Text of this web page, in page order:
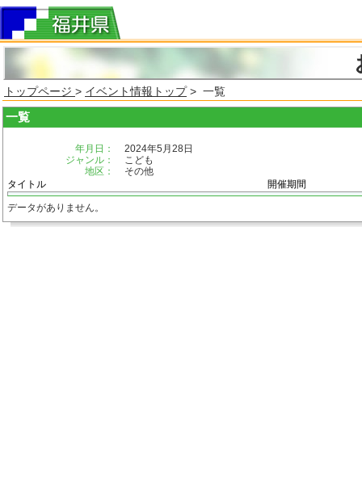
トップページ > イベント情報トップ> 一覧
一覧
年月日：
2024年5月28日
ジャンル：
こども
地区：
その他
タイトル
開催期間
データがありません。